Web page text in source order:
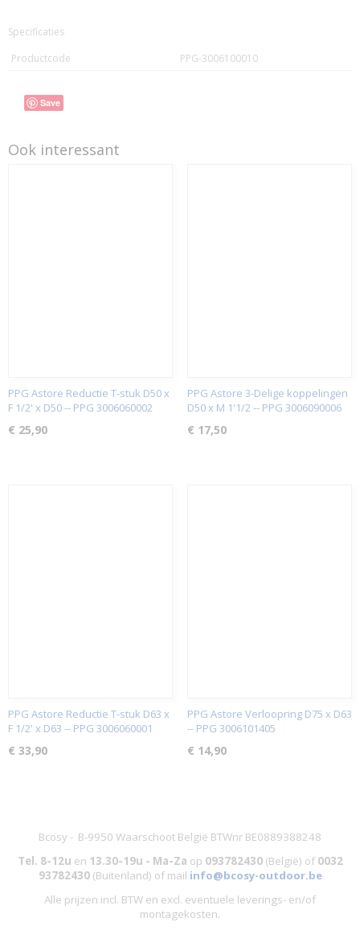
Specificaties
Productcode
PPG-3006100010
Save
Ook interessant
PPG Astore Reductie T-stuk D50 x
F 1/2' x D50 -- PPG 3006060002
€ 25,90
PPG Astore 3-Delige koppelingen
D50 x M 1'1/2 -- PPG 3006090006
€ 17,50
PPG Astore Reductie T-stuk D63 x
F 1/2' x D63 -- PPG 3006060001
€ 33,90
PPG Astore Verloopring D75 x D63
-- PPG 3006101405
€ 14,90
Bcosy - B-9950 Waarschoot België BTWnr BE0889388248
Tel. 8-12u en 13.30-19u - Ma-Za op 093782430(België) of 0032
93782430(Buitenland) of mail info@bcosy-outdoor.be
Alle prijzen incl. BTW en excl. eventuele leverings- en/of
montagekosten.